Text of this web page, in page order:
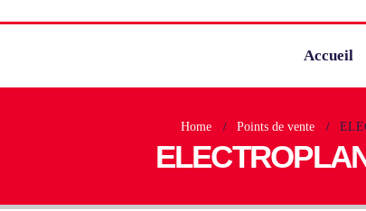
Accueil
Home Points de vente